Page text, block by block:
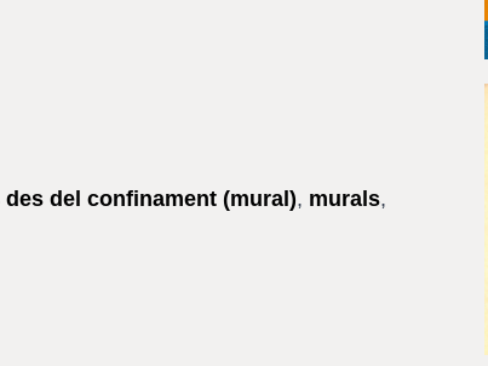
des del confinament (mural), murals,